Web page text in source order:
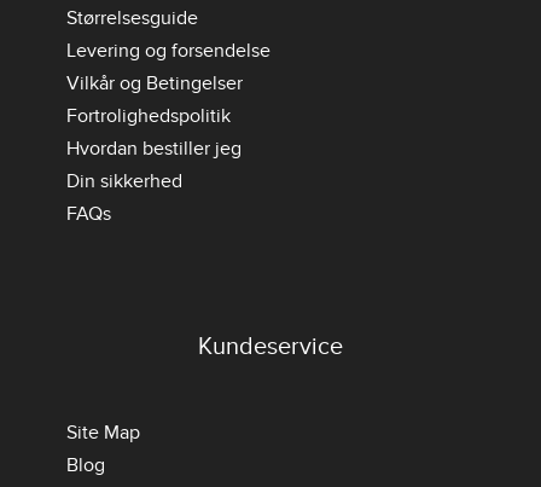
Størrelsesguide
Levering og forsendelse
Vilkår og Betingelser
Fortrolighedspolitik
Hvordan bestiller jeg
Din sikkerhed
FAQs
Kundeservice
Site Map
Blog